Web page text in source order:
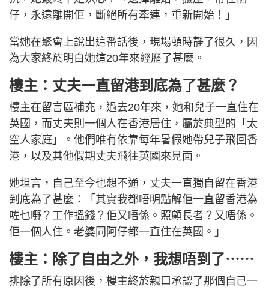
仔，永遠離開佢，斷絕所有牽連，重新開始！」
當她在聚會上說出這番話後，現場頓時靜了很久，因
為大家終於明白她這20年來經歷了甚麼。
樓主：丈夫一直留港到底為了甚麼？
樓主在留言區補充，過去20年來，她和兒子一直住在
英國，而丈夫則一個人在香港居住，屬於典型的「太
空人家庭」。他們唯有依靠每年暑假她帶兒子飛回香
港，以及其他假期丈夫飛往英國來見面。
她坦言，自己至今也想不通，丈夫一直獨自留在香港
到底為了甚麼：「其實我都唔明點解佢一直留香港為
咗乜嘢？工作搵錢？佢又唔係。照顧長者？又唔係。
佢一個人住。老婆同阿仔都一直住在英國。」
樓主：除了自由之外，我想唔到了⋯⋯
排除了所有原因後，樓主終於親口承認了那個自己一